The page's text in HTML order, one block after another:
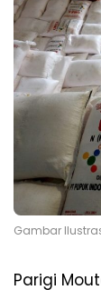
Gambar
Parigi